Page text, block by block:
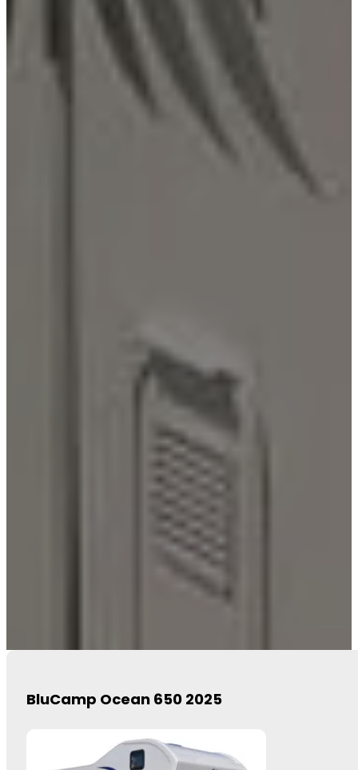
BluCamp Ocean 650 2025